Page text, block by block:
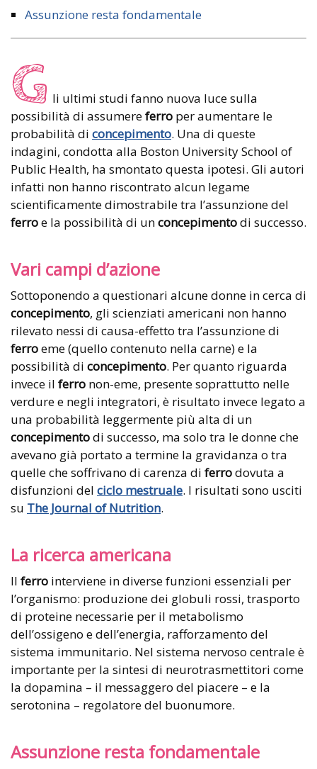
Assunzione resta fondamentale
G li ultimi studi fanno nuova luce sulla
possibilità di assumereferro per aumentare le
probabilità di concepimento. Una di queste
indagini, condotta alla Boston University School of
Public Health, ha smontato questa ipotesi. Gli autori
infatti non hanno riscontrato alcun legame
scientificamente dimostrabile tra l’assunzione del
ferroe la possibilità di unconcepimentodi successo.
Vari campi d’azione
Sottoponendo a questionari alcune donne in cerca di
concepimento, gli scienziati americani non hanno
rilevato nessi di causa-effetto tra l’assunzione di
ferroeme (quello contenuto nella carne) e la
possibilità di concepimento. Per quanto riguarda
invece il ferro non-eme, presente soprattutto nelle
verdure e negli integratori, è risultato invece legato a
una probabilità leggermente più alta di un
concepimentodi successo, ma solo tra le donne che
avevano già portato a termine la gravidanza o tra
quelle che soffrivano di carenza di ferrodovuta a
disfunzioni del ciclo mestruale. I risultati sono usciti
su The Journal of Nutrition.
La ricerca americana
Il ferro interviene in diverse funzioni essenziali per
l’organismo: produzione dei globuli rossi, trasporto
di proteine necessarie per il metabolismo
dell’ossigeno e dell’energia, rafforzamento del
sistema immunitario. Nel sistema nervoso centrale è
importante per la sintesi di neurotrasmettitori come
la dopamina – il messaggero del piacere – e la
serotonina – regolatore del buonumore.
Assunzione resta fondamentale